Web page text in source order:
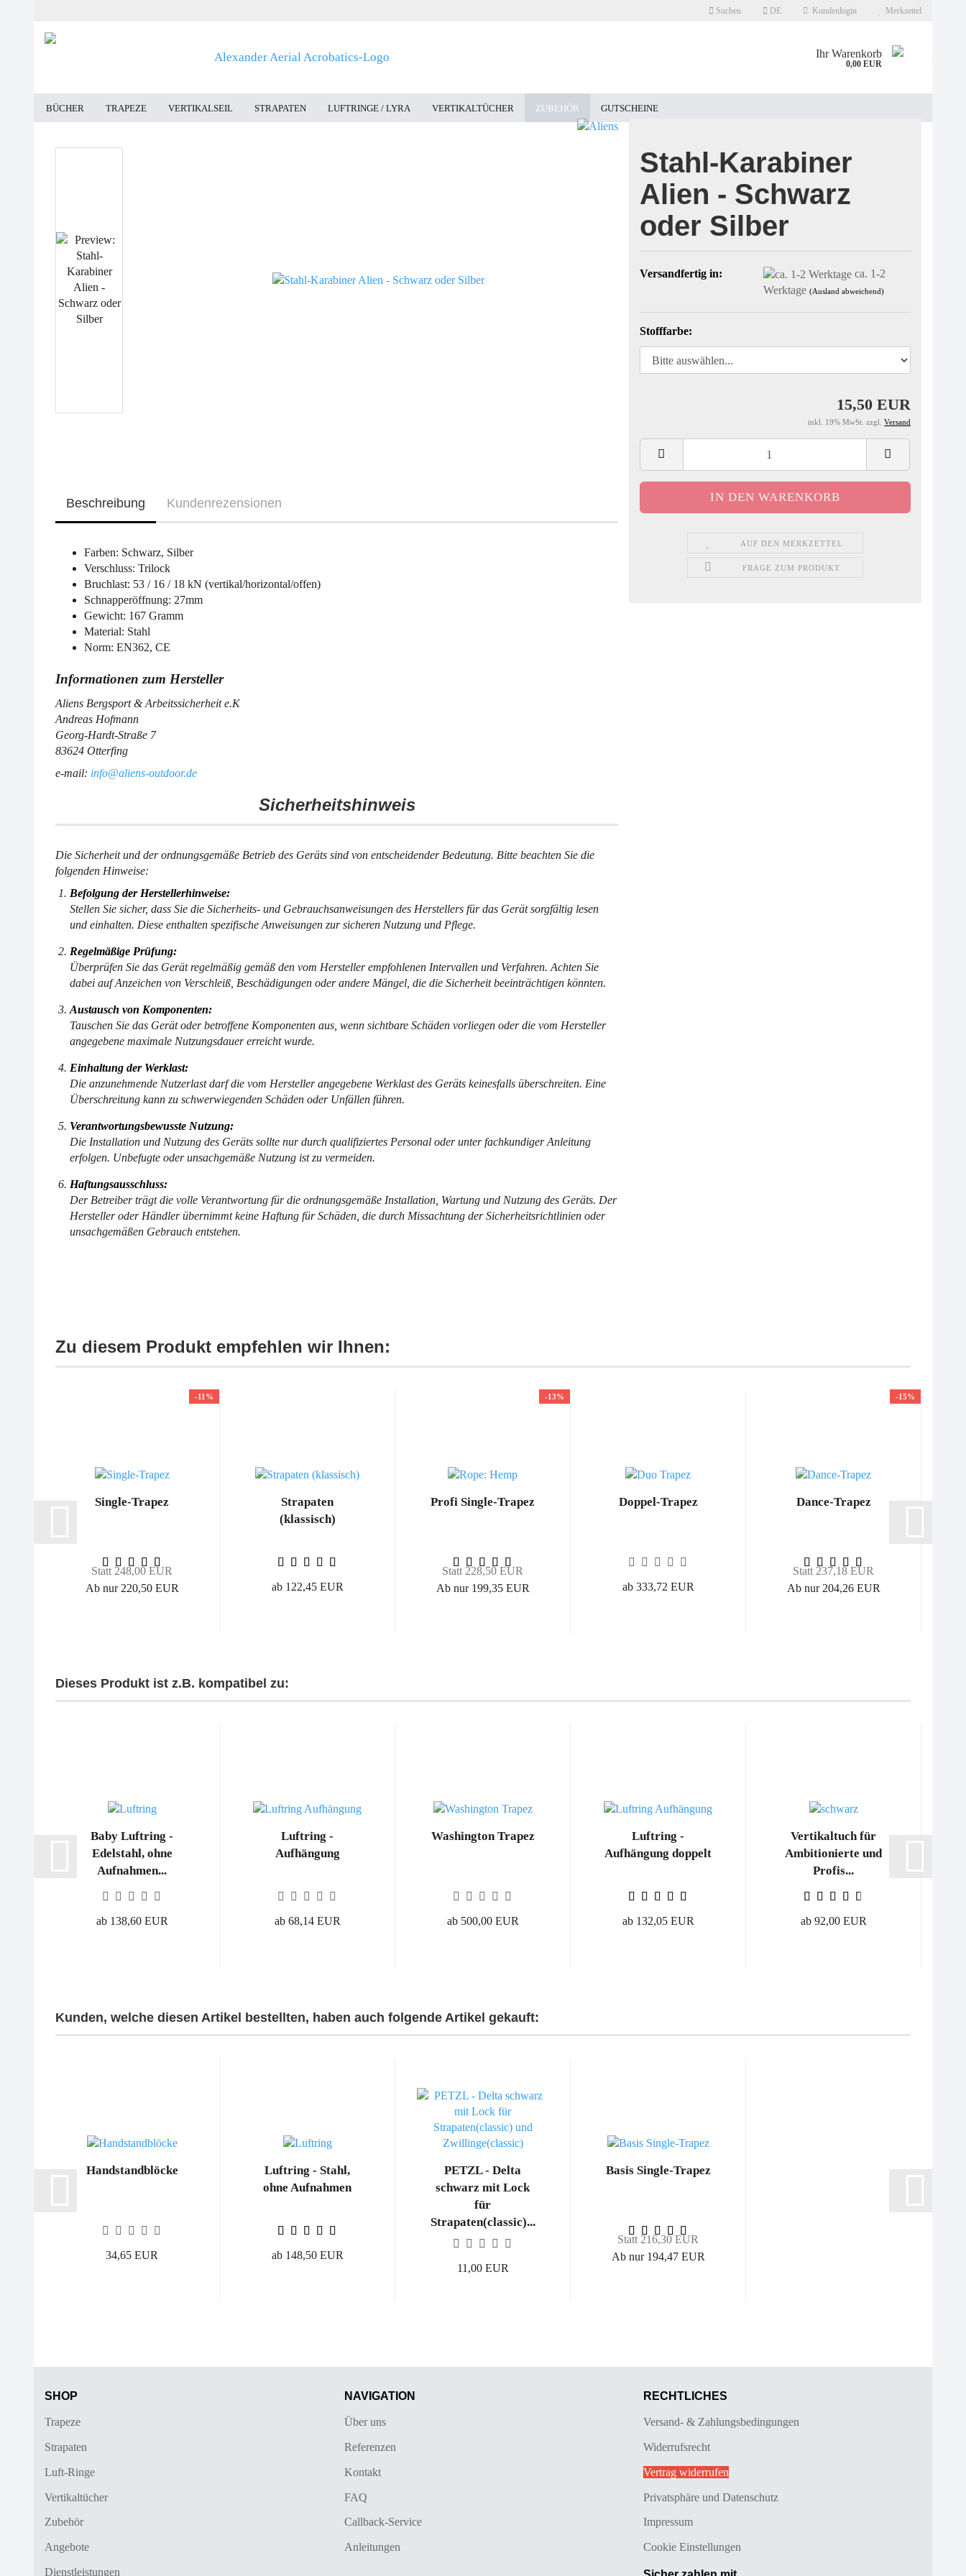
Suchen DE Kundenlogin Merkzettel
Ihr Warenkorb
0,00 EUR
BÜCHER TRAPEZE VERTIKALSEIL STRAPATEN LUFTRINGE / LYRA VERTIKALTÜCHER ZUBEHÖR GUTSCHEINE
Stahl-Karabiner
Alien - Schwarz
oder Silber
Versandfertig in:
ca. 1-2
Werktage(Ausland abweichend)
Stofffarbe:
15,50 EUR
inkl. 19% MwSt. zzgl. Versand
AUF DEN MERKZETTEL
FRAGE ZUM PRODUKT
Beschreibung Kundenrezensionen
Farben: Schwarz, Silber
Verschluss: Trilock
Bruchlast: 53 / 16 / 18 kN (vertikal/horizontal/offen)
Schnapperöffnung: 27mm
Gewicht: 167 Gramm
Material: Stahl
Norm: EN362, CE
Aliens Bergsport & Arbeitssicherheit e.K
Andreas Hofmann
Georg-Hardt-Straße 7
83624 Otterfing
e-mail: info@aliens-outdoor.de
Sicherheitshinweis
Die Sicherheit und der ordnungsgemäße Betrieb des Geräts sind von entscheidender Bedeutung. Bitte beachten Sie die
folgenden Hinweise:
Befolgung der Herstellerhinweise:
Stellen Sie sicher, dass Sie die Sicherheits- und Gebrauchsanweisungen des Herstellers für das Gerät sorgfältig lesen
und einhalten. Diese enthalten spezifische Anweisungen zur sicheren Nutzung und Pflege.
Regelmäßige Prüfung:
Überprüfen Sie das Gerät regelmäßig gemäß den vom Hersteller empfohlenen Intervallen und Verfahren. Achten Sie
dabei auf Anzeichen von Verschleiß, Beschädigungen oder andere Mängel, die die Sicherheit beeinträchtigen könnten.
Austausch von Komponenten:
Tauschen Sie das Gerät oder betroffene Komponenten aus, wenn sichtbare Schäden vorliegen oder die vom Hersteller
angegebene maximale Nutzungsdauer erreicht wurde.
Einhaltung der Werklast:
Die anzunehmende Nutzerlast darf die vom Hersteller angegebene Werklast des Geräts keinesfalls überschreiten. Eine
Überschreitung kann zu schwerwiegenden Schäden oder Unfällen führen.
Verantwortungsbewusste Nutzung:
Die Installation und Nutzung des Geräts sollte nur durch qualifiziertes Personal oder unter fachkundiger Anleitung
erfolgen. Unbefugte oder unsachgemäße Nutzung ist zu vermeiden.
Haftungsausschluss:
Der Betreiber trägt die volle Verantwortung für die ordnungsgemäße Installation, Wartung und Nutzung des Geräts. Der
Hersteller oder Händler übernimmt keine Haftung für Schäden, die durch Missachtung der Sicherheitsrichtlinien oder
unsachgemäßen Gebrauch entstehen.
Zu diesem Produkt empfehlen wir Ihnen:
-11%
Single-Trapez
Statt 248,00 EUR
Ab nur 220,50 EUR
Strapaten
(klassisch)
ab 122,45 EUR
-13%
Profi Single-Trapez
Statt 228,50 EUR
Ab nur 199,35 EUR
Doppel-Trapez
ab 333,72 EUR
-15%
Dance-Trapez
Statt 237,18 EUR
Ab nur 204,26 EUR
Dieses Produkt ist z.B. kompatibel zu:
Baby Luftring -
Edelstahl, ohne
Aufnahmen...
ab 138,60 EUR
Luftring -
Aufhängung
ab 68,14 EUR
Washington Trapez
ab 500,00 EUR
Luftring -
Aufhängung doppelt
ab 132,05 EUR
Vertikaltuch für
Ambitionierte und
Profis...
ab 92,00 EUR
Kunden, welche diesen Artikel bestellten, haben auch folgende Artikel gekauft:
Handstandblöcke
34,65 EUR
Luftring - Stahl,
ohne Aufnahmen
ab 148,50 EUR
PETZL - Delta
schwarz mit Lock
für
Strapaten(classic)...
11,00 EUR
Basis Single-Trapez
Statt 216,30 EUR
Ab nur 194,47 EUR
SHOP
Trapeze
Strapaten
Luft-Ringe
Vertikaltücher
Zubehör
Angebote
Dienstleistungen
NAVIGATION
Über uns
Referenzen
Kontakt
FAQ
Callback-Service
Anleitungen
RECHTLICHES
Versand- & Zahlungsbedingungen
Widerrufsrecht
Vertrag widerrufen
Privatsphäre und Datenschutz
Impressum
Cookie Einstellungen